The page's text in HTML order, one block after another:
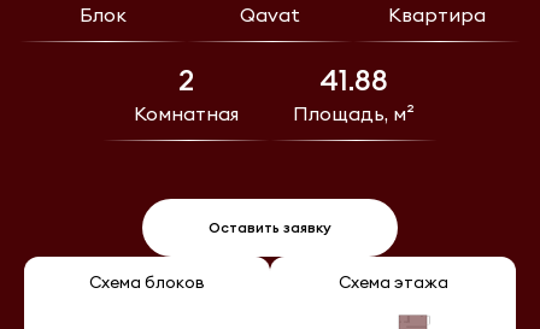
Блок Qavat Квартира
2
Комнатная
41.88
Площадь, м²
Оставить заявку
Схема блоков Схема этажа